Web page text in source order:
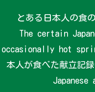
とある日本人の食
The certain
occasionally hot
本人が食べた献立記